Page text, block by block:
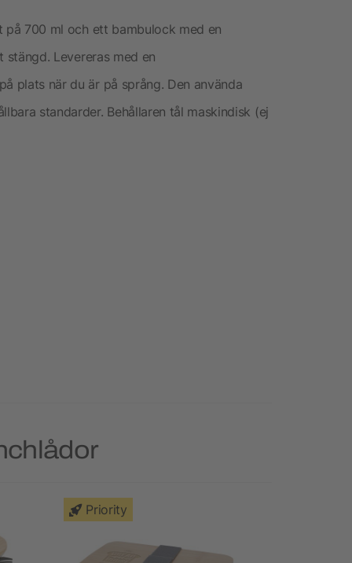
700 ml och ett bambulock med en
Levereras med en
plats när du är på språng. Den använda
standarder. Behållaren tål maskindisk (ej
Priority